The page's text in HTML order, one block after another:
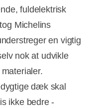
fuldelektrisk
Michelins
en vigtig
nok at udvikle
dæk skal
ikke bedre -